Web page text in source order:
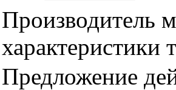
Производитель
характеристики
Предложение